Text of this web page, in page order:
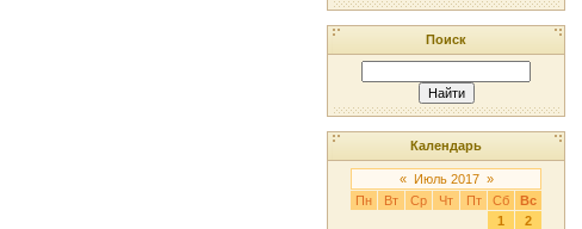
Поиск
Календарь
« Июль 2017 »
Пн
Вт Ср Чт Пт Сб
Вс
1
2